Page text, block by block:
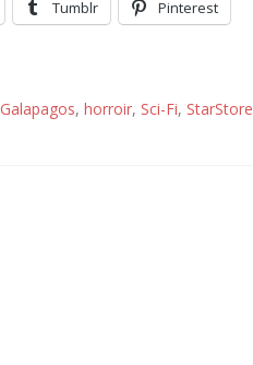
Tumblr Pinterest
Galapagos, horroir, Sci-Fi, StarStore